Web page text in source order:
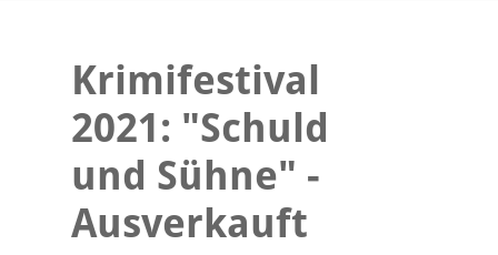
Krimifestival
2021: "Schuld
und Sühne" -
Ausverkauft